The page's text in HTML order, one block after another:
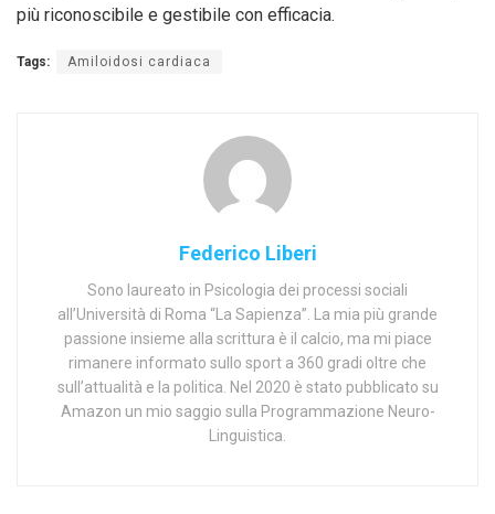
più riconoscibile e gestibile con efficacia.
Tags: Amiloidosi cardiaca
Federico Liberi
Sono laureato in Psicologia dei processi sociali
all’Università di Roma “La Sapienza”. La mia più grande
passione insieme alla scrittura è il calcio, ma mi piace
rimanere informato sullo sport a 360 gradi oltre che
sull’attualità e la politica. Nel 2020 è stato pubblicato su
Amazon un mio saggio sulla Programmazione Neuro-
Linguistica.